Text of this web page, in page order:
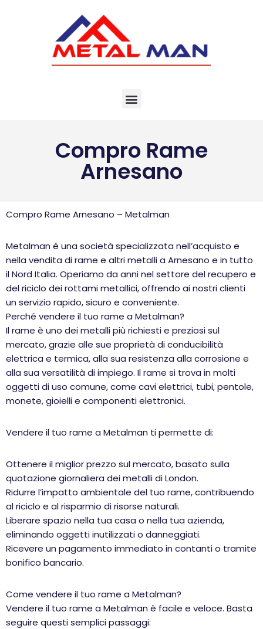
Compro Rame
Arnesano
Compro Rame Arnesano – Metalman
Metalman è una società specializzata nell’acquisto e
nella vendita di rame e altri metalli a Arnesano e in tutto
il Nord Italia. Operiamo da anni nel settore del recupero e
del riciclo dei rottami metallici, offrendo ai nostri clienti
un servizio rapido, sicuro e conveniente.
Perché vendere il tuo rame a Metalman?
Il rame è uno dei metalli più richiesti e preziosi sul
mercato, grazie alle sue proprietà di conducibilità
elettrica e termica, alla sua resistenza alla corrosione e
alla sua versatilità di impiego. Il rame si trova in molti
oggetti di uso comune, come cavi elettrici, tubi, pentole,
monete, gioielli e componenti elettronici.
Vendere il tuo rame a Metalman ti permette di:
Ottenere il miglior prezzo sul mercato, basato sulla
quotazione giornaliera dei metalli di London.
Ridurre l’impatto ambientale del tuo rame, contribuendo
al riciclo e al risparmio di risorse naturali.
Liberare spazio nella tua casa o nella tua azienda,
eliminando oggetti inutilizzati o danneggiati.
Ricevere un pagamento immediato in contanti o tramite
bonifico bancario.
Come vendere il tuo rame a Metalman?
Vendere il tuo rame a Metalman è facile e veloce. Basta
seguire questi semplici passaggi: